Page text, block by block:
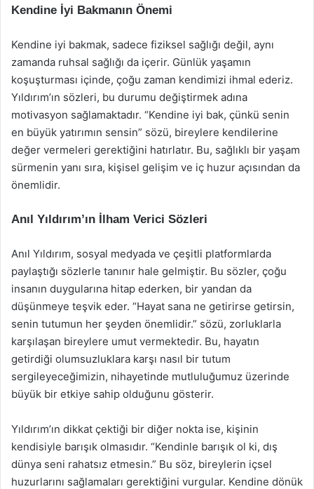
Kendine İyi Bakmanın Önemi
Kendine iyi bakmak, sadece fiziksel sağlığı değil, aynı
zamanda ruhsal sağlığı da içerir. Günlük yaşamın
koşuşturması içinde, çoğu zaman kendimizi ihmal ederiz.
Yıldırım’ın sözleri, bu durumu değiştirmek adına
motivasyon sağlamaktadır. “Kendine iyi bak, çünkü senin
en büyük yatırımın sensin” sözü, bireylere kendilerine
değer vermeleri gerektiğini hatırlatır. Bu, sağlıklı bir yaşam
sürmenin yanı sıra, kişisel gelişim ve iç huzur açısından da
önemlidir.
Anıl Yıldırım’ın İlham Verici Sözleri
Anıl Yıldırım, sosyal medyada ve çeşitli platformlarda
paylaştığı sözlerle tanınır hale gelmiştir. Bu sözler, çoğu
insanın duygularına hitap ederken, bir yandan da
düşünmeye teşvik eder. “Hayat sana ne getirirse getirsin,
senin tutumun her şeyden önemlidir.” sözü, zorluklarla
karşılaşan bireylere umut vermektedir. Bu, hayatın
getirdiği olumsuzluklara karşı nasıl bir tutum
sergileyeceğimizin, nihayetinde mutluluğumuz üzerinde
büyük bir etkiye sahip olduğunu gösterir.
Yıldırım’ın dikkat çektiği bir diğer nokta ise, kişinin
kendisiyle barışık olmasıdır. “Kendinle barışık ol ki, dış
dünya seni rahatsız etmesin.” Bu söz, bireylerin içsel
huzurlarını sağlamaları gerektiğini vurgular. Kendine dönük